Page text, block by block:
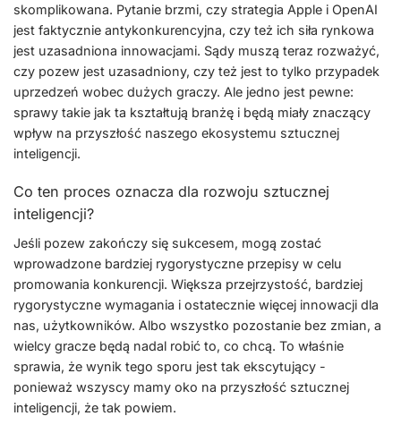
skomplikowana. Pytanie brzmi, czy strategia Apple i OpenAI
jest faktycznie antykonkurencyjna, czy też ich siła rynkowa
jest uzasadniona innowacjami. Sądy muszą teraz rozważyć,
czy pozew jest uzasadniony, czy też jest to tylko przypadek
uprzedzeń wobec dużych graczy. Ale jedno jest pewne:
sprawy takie jak ta kształtują branżę i będą miały znaczący
wpływ na przyszłość naszego ekosystemu sztucznej
inteligencji.
Co ten proces oznacza dla rozwoju sztucznej
inteligencji?
Jeśli pozew zakończy się sukcesem, mogą zostać
wprowadzone bardziej rygorystyczne przepisy w celu
promowania konkurencji. Większa przejrzystość, bardziej
rygorystyczne wymagania i ostatecznie więcej innowacji dla
nas, użytkowników. Albo wszystko pozostanie bez zmian, a
wielcy gracze będą nadal robić to, co chcą. To właśnie
sprawia, że wynik tego sporu jest tak ekscytujący -
ponieważ wszyscy mamy oko na przyszłość sztucznej
inteligencji, że tak powiem.